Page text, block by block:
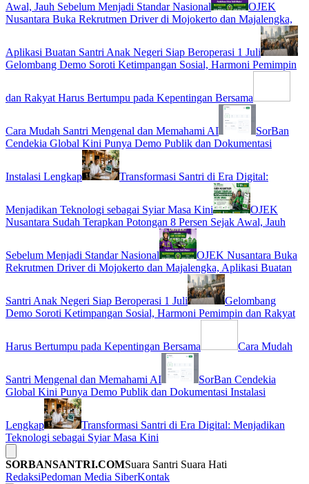
Awal, Jauh Sebelum Menjadi Standar Nasional
OJEK
Nusantara Buka Rekrutmen Driver di Mojokerto dan Majalengka,
Aplikasi Buatan Santri Anak Negeri Siap Beroperasi 1 Juli
Gelombang Demo Soroti Ketimpangan Sosial, Harmoni Pemimpin
dan Rakyat Harus Bertumpu pada Kepentingan Bersama
Cara Mudah Santri Mengenal dan Memahami AI
SorBan
Cendekia Global Kini Punya Demo Publik dan Dokumentasi
Instalasi Lengkap Transformasi Santri di Era Digital:
Menjadikan Teknologi sebagai Syiar Masa Kini
OJEK
Nusantara Sudah Terapkan Potongan 8 Persen Sejak Awal, Jauh
Sebelum Menjadi Standar Nasional
OJEK Nusantara Buka
Rekrutmen Driver di Mojokerto dan Majalengka, Aplikasi Buatan
Santri Anak Negeri Siap Beroperasi 1 Juli
Gelombang
Demo Soroti Ketimpangan Sosial, Harmoni Pemimpin dan Rakyat
Harus Bertumpu pada Kepentingan Bersama Cara Mudah
Santri Mengenal dan Memahami AI
SorBan Cendekia
Global Kini Punya Demo Publik dan Dokumentasi Instalasi
Lengkap
Transformasi Santri di Era Digital: Menjadikan
Teknologi sebagai Syiar Masa Kini
SORBANSANTRI.COMSuara Santri Suara Hati
RedaksiPedoman Media SiberKontak